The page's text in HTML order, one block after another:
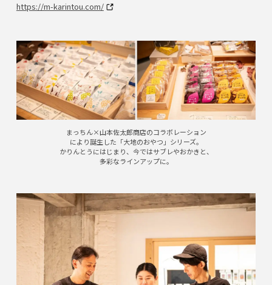
https://m-karintou.com/
まっちん×山本佐太郎商店のコラボレーション
により誕生した「大地のおやつ」シリーズ。
かりんとうにはじまり、今ではサブレやおかきと、
多彩なラインアップに。